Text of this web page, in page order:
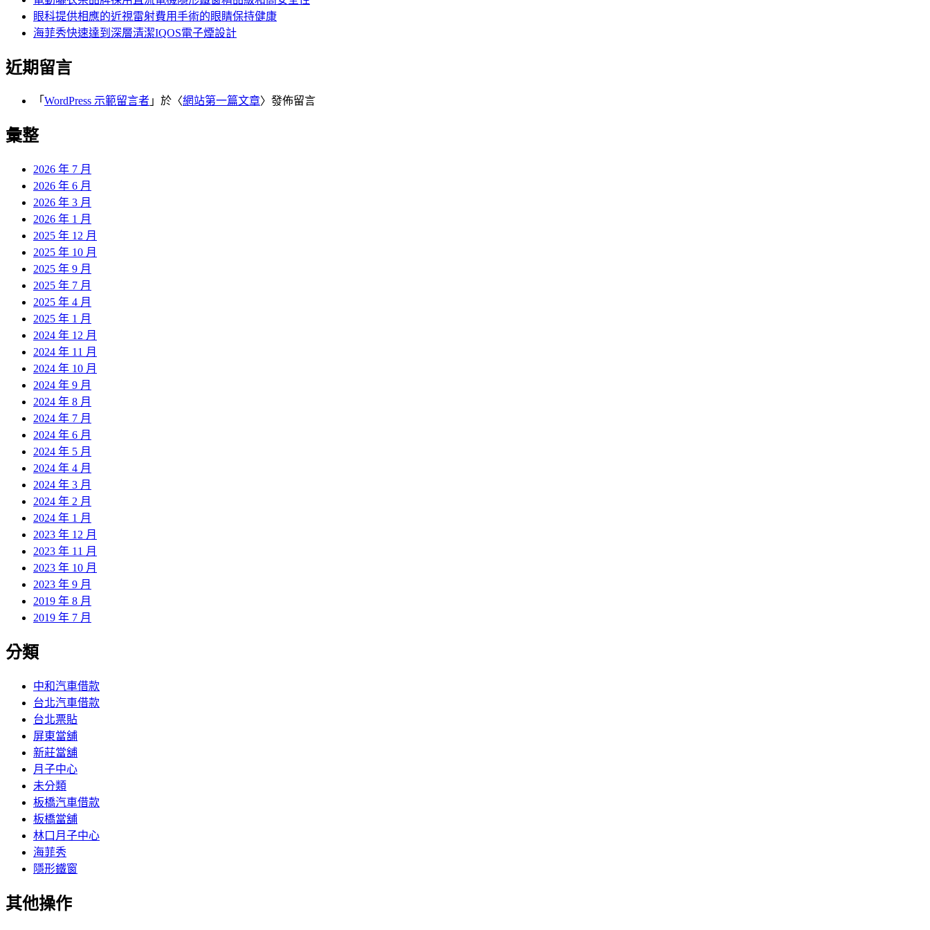
眼科提供相應的近視雷射費用手術的眼睛保持健康
海菲秀快速達到深層清潔IQOS電子煙設計
近期留言
「 WordPress 示範留言者 」於〈網站第一篇文章〉發佈留言
彙整
2026 年 7 月
2026 年 6 月
2026 年 3 月
2026 年 1 月
2025 年 12 月
2025 年 10 月
2025 年 9 月
2025 年 7 月
2025 年 4 月
2025 年 1 月
2024 年 12 月
2024 年 11 月
2024 年 10 月
2024 年 9 月
2024 年 8 月
2024 年 7 月
2024 年 6 月
2024 年 5 月
2024 年 4 月
2024 年 3 月
2024 年 2 月
2024 年 1 月
2023 年 12 月
2023 年 11 月
2023 年 10 月
2023 年 9 月
2019 年 8 月
2019 年 7 月
分類
中和汽車借款
台北汽車借款
台北票貼
屏東當舖
新莊當舖
月子中心
未分類
板橋汽車借款
板橋當舖
林口月子中心
海菲秀
隱形鐵窗
其他操作